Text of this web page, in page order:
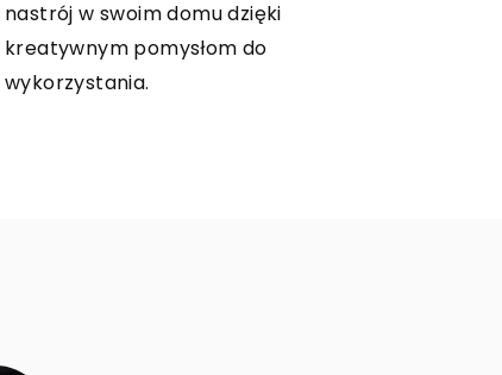
który wprowadzi Cię w magiczny świat
twórczości i poznać pasjonujący proces
szycia.
nastrój w swoim domu dzięki
kreatywnym pomysłom do
wykorzystania.
Twoim sklepie internetowym. Zrozum
mechanizmy, dzięki którym klienci
częściej wybierają prezentowane